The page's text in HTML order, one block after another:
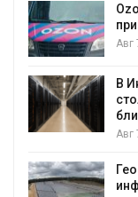
Авг
В
Авг